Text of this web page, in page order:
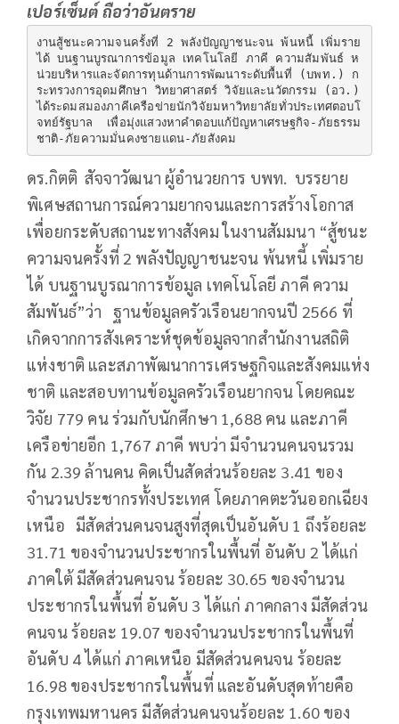
เปอร์เซ็นต์ ถือว่าอันตราย
งานสู้ชนะความจนครั้งที่ 2 พลังปัญญาชนะจน พ้นหนี้ เพิ่มราย
ได้ บนฐานบูรณาการข้อมูล เทคโนโลยี ภาคี ความสัมพันธ์ ห
น่วยบริหารและจัดการทุนด้านการพัฒนาระดับพื้นที่ (บพท.) ก
ระทรวงการอุดมศึกษา วิทยาศาสตร์ วิจัยและนวัตกรรม (อว.)
ได้ระดมสมองภาคีเครือข่ายนักวิจัยมหาวิทยาลัยทั่วประเทศตอบโ
จทย์รัฐบาล  เพื่อมุ่งแสวงหาคำตอบแก้ปัญหาเศรษฐกิจ-ภัยธรรม
ชาติ-ภัยความมั่นคงชายแดน-ภัยสังคม
ดร.กิตติ สัจจาวัฒนา ผู้อำนวยการ บพท. บรรยาย
พิเศษสถานการณ์ความยากจนและการสร้างโอกาส
เพื่อยกระดับสถานะทางสังคม ในงานสัมมนา “สู้ชนะ
ความจนครั้งที่ 2 พลังปัญญาชนะจน พ้นหนี้ เพิ่มราย
ได้ บนฐานบูรณาการข้อมูล เทคโนโลยี ภาคี ความ
สัมพันธ์”ว่า ฐานข้อมูลครัวเรือนยากจนปี 2566 ที่
เกิดจากการสังเคราะห์ชุดข้อมูลจากสำนักงานสถิติ
แห่งชาติ และสภาพัฒนาการเศรษฐกิจและสังคมแห่ง
ชาติ และสอบทานข้อมูลครัวเรือนยากจน โดยคณะ
วิจัย 779 คน ร่วมกับนักศึกษา 1,688 คน และภาคี
เครือข่ายอีก 1,767 ภาคี พบว่า มีจำนวนคนจนรวม
กัน 2.39 ล้านคน คิดเป็นสัดส่วนร้อยละ 3.41 ของ
จำนวนประชากรทั้งประเทศ โดยภาคตะวันออกเฉียง
เหนือ มีสัดส่วนคนจนสูงที่สุดเป็นอันดับ 1 ถึงร้อยละ
31.71 ของจำนวนประชากรในพื้นที่ อันดับ 2 ได้แก่
ภาคใต้ มีสัดส่วนคนจน ร้อยละ 30.65 ของจำนวน
ประชากรในพื้นที่ อันดับ 3 ได้แก่ ภาคกลาง มีสัดส่วน
คนจน ร้อยละ 19.07 ของจำนวนประชากรในพื้นที่
อันดับ 4 ได้แก่ ภาคเหนือ มีสัดส่วนคนจน ร้อยละ
16.98 ของประชากรในพื้นที่ และอันดับสุดท้ายคือ
กรุงเทพมหานคร มีสัดส่วนคนจนร้อยละ 1.60 ของ